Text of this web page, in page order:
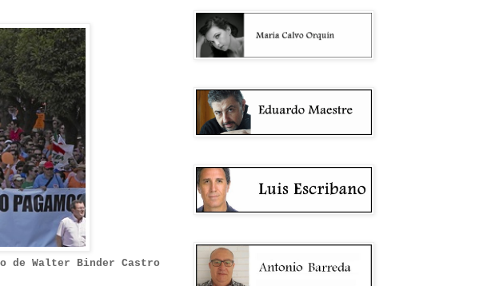
de Walter Binder Castro